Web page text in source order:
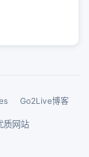
Go2Live博客
质网站